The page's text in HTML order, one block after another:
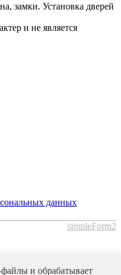
замки. Установка дверей
и не является
данных
simpleForm2
и обрабатывает